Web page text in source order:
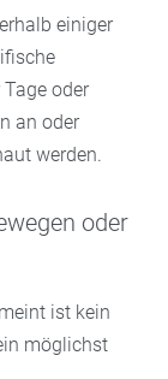
einiger
oder
an oder
werden.
oder
ist kein
möglichst